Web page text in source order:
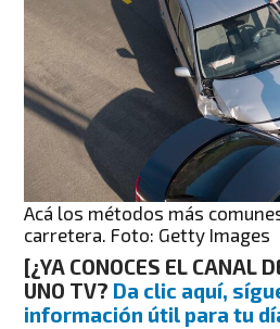
Acá los métodos más
carretera. Foto: Getty Images
[¿YA CONOCES EL CANAL
UNO TV? Da clic aquí,
información útil para tu